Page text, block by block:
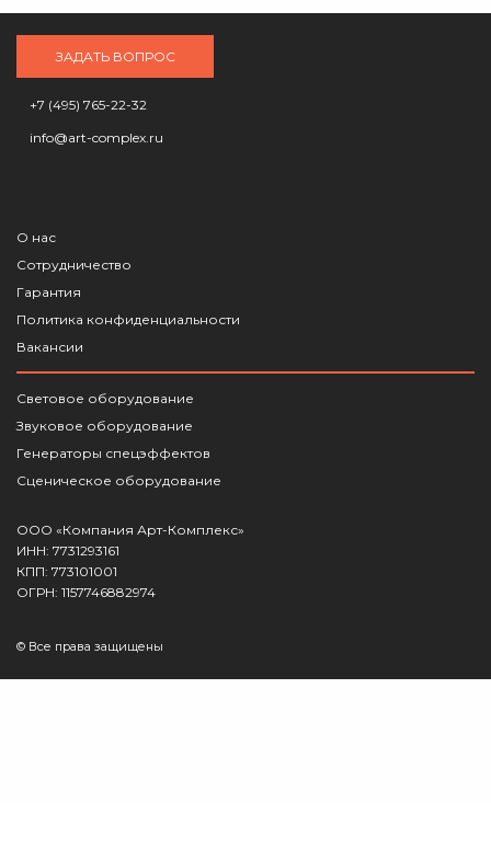
ЗАДАТЬ ВОПРОС
+7 (495) 765-22-32
info@art-complex.ru
О нас
Сотрудничество
Гарантия
Политика конфиденциальности
Вакансии
Световое оборудование
Звуковое оборудование
Генераторы спецэффектов
Сценическое оборудование
ООО «Компания Арт-Комплекс»
ИНН: 7731293161
КПП: 773101001
ОГРН: 1157746882974
© Все права защищены